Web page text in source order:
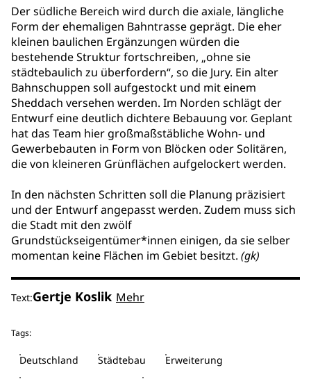
Der südliche Bereich wird durch die axiale, längliche
Form der ehemaligen Bahntrasse geprägt. Die eher
kleinen baulichen Ergänzungen würden die
bestehende Struktur fortschreiben, „ohne sie
städtebaulich zu überfordern“, so die Jury. Ein alter
Bahnschuppen soll aufgestockt und mit einem
Sheddach versehen werden. Im Norden schlägt der
Entwurf eine deutlich dichtere Bebauung vor. Geplant
hat das Team hier großmaßstäbliche Wohn- und
Gewerbebauten in Form von Blöcken oder Solitären,
die von kleineren Grünflächen aufgelockert werden.
In den nächsten Schritten soll die Planung präzisiert
und der Entwurf angepasst werden. Zudem muss sich
die Stadt mit den zwölf
Grundstückseigentümer*innen einigen, da sie selber
momentan keine Flächen im Gebiet besitzt. (gk)
Text:Gertje Koslik Mehr
Tags:
Deutschland Städtebau
Erweiterung